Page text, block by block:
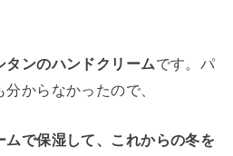
タンのハンドクリームです。パ
からなかったので、
ムで保湿して、これからの冬を